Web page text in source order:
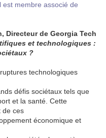
membre associé de
Directeur de Georgia Tech
et technologiques :
?
technologiques
défis sociétaux tels que
et la santé. Cette
de ces
économique et